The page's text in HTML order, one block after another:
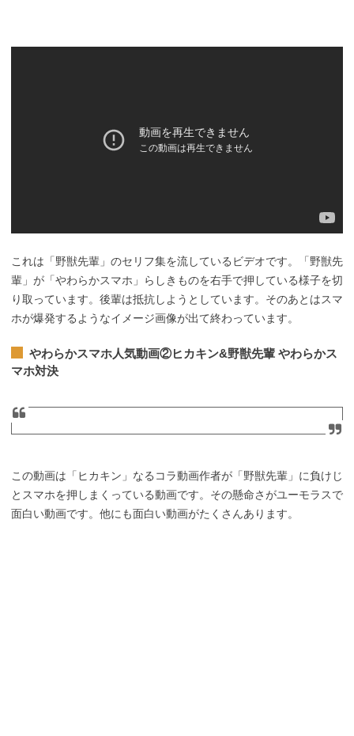
これは「野獣先輩」のセリフ集を流しているビデオです。「野獣先
輩」が「やわらかスマホ」らしきものを右手で押している様子を切
り取っています。後輩は抵抗しようとしています。そのあとはスマ
ホが爆発するようなイメージ画像が出て終わっています。
やわらかスマホ人気動画②ヒカキン&野獣先輩 やわらかス
マホ対決
この動画は「ヒカキン」なるコラ動画作者が「野獣先輩」に負けじ
とスマホを押しまくっている動画です。その懸命さがユーモラスで
面白い動画です。他にも面白い動画がたくさんあります。